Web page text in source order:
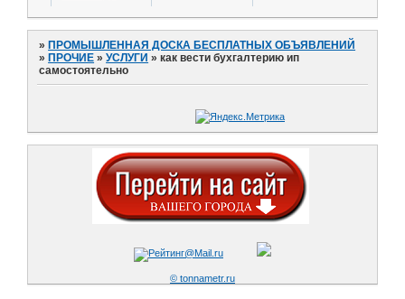
» ПРОМЫШЛЕННАЯ ДОСКА БЕСПЛАТНЫХ ОБЪЯВЛЕНИЙ
» ПРОЧИЕ »УСЛУГИ »как вести бухгалтерию ип
самостоятельно
© tonnametr.ru